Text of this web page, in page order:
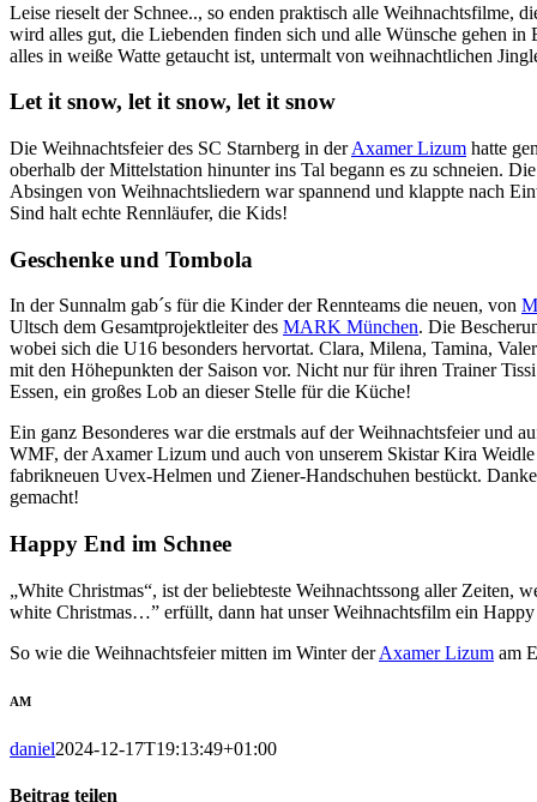
Leise rieselt der Schnee.., so enden praktisch alle Weihnachtsfilme,
wird alles gut, die Liebenden finden sich und alle Wünsche gehen
alles in weiße Watte getaucht ist, untermalt von weihnachtlichen
Let it snow, let it snow, let it snow
Die Weihnachtsfeier des SC Starnberg in derAxamer Lizum hatte
oberhalb der Mittelstation hinunter ins Tal begann es zu schneien.
Absingen von Weihnachtsliedern war spannend und klappte nach
Sind halt echte Rennläufer, die Kids!
Geschenke und Tombola
In der Sunnalm gab´s für die Kinder der Rennteams die neuen, von
Ultsch dem Gesamtprojektleiter des MARK München. Die
wobei sich die U16 besonders hervortat. Clara, Milena, Tamina,
mit den Höhepunkten der Saison vor. Nicht nur für ihren Trainer
Essen, ein großes Lob an dieser Stelle für die Küche!
Ein ganz Besonderes war die erstmals auf der Weihnachtsfeier und
WMF, der Axamer Lizum und auch von unserem Skistar Kira
fabrikneuen Uvex-Helmen und Ziener-Handschuhen bestückt.
gemacht!
Happy End im Schnee
„White Christmas“, ist der beliebteste Weihnachtssong aller Zeiten,
white Christmas…” erfüllt, dann hat unser Weihnachtsfilm ein
So wie die Weihnachtsfeier mitten im Winter derAxamer Lizum am
AM
daniel2024-12-17T19:13:49+01:00
Beitrag teilen